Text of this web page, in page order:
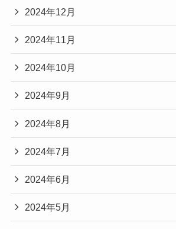
2024年12月
2024年11月
2024年10月
2024年9月
2024年8月
2024年7月
2024年6月
2024年5月